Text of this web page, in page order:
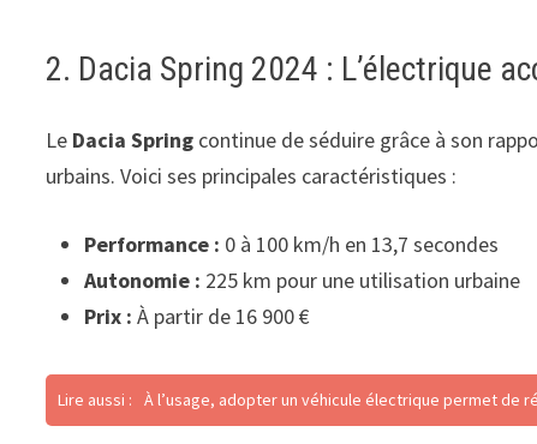
2. Dacia Spring 2024 : L’électrique
Le Dacia Spring continue de séduire grâce à son
urbains. Voici ses principales caractéristiques :
Performance : 0 à 100 km/h en 13,7 secondes
Autonomie : 225 km pour une utilisation urbaine
Prix : À partir de 16 900 €
Lire aussi : À l’usage, adopter un véhicule électrique permet de